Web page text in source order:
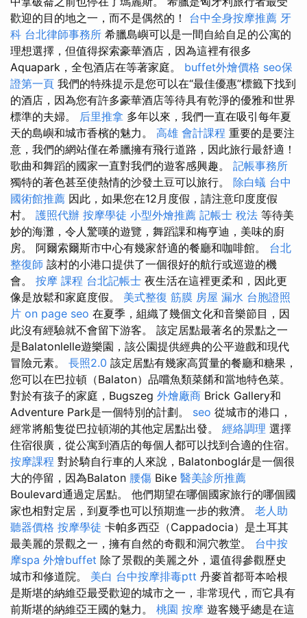
歡迎的目的地之一，而不是偶然的！ 台中全身按摩推薦 牙
科 台北律師事務所 希臘島嶼可以是一間自給自足的公寓的
理想選擇，但值得探索豪華酒店，因為這裡有很多
Aquapark，全包酒店在等著家庭。 buffet外燴價格 seo保
證第一頁 我們的特殊提示是您可以在“最佳優惠”標籤下找到
的酒店，因為您有許多豪華酒店等待具有乾淨的優雅和世界
標準的夫婦。 后里推拿 多年以來，我們一直在吸引每年夏
天的島嶼和城市香檳的魅力。 高雄 會計課程 重要的是要注
意，我們的網站僅在希臘擁有飛行道路，因此旅行最舒適！
歌曲和舞蹈的國家一直對我們的遊客感興趣。 記帳事務所
獨特的著色甚至使熱情的沙發土豆可以旅行。 除白蟻 台中
國術館推薦 因此，如果您在12月度假，請注意印度度假
村。 護照代辦 按摩學徒 小型外燴推薦 記帳士 稅法 等待美
妙的海灘，令人驚嘆的遊覽，舞蹈課和梅亨迪，美味的廚
房。 阿爾索爾斯市中心有幾家舒適的餐廳和咖啡館。 台北
整復師 該村的小港口提供了一個很好的航行或巡遊的機
會。 按摩 課程 台北記帳士 夜生活在這裡更柔和，因此更
像是放鬆和家庭度假。 美式整復 筋膜 房屋 漏水 台胞證照
片 on page seo 在夏季，組織了幾個文化和音樂節目，因
此沒有經驗就不會留下游客。 該定居點最著名的景點之一
是Balatonlelle遊樂園，該公園提供經典的公平遊戲和現代
冒險元素。 長照2.0 該定居點有幾家高質量的餐廳和糖果，
您可以在巴拉頓（Balaton）品嚐魚類菜餚和當地特色菜。
對於有孩子的家庭，Bugszeg 外燴廠商 Brick Gallery和
Adventure Park是一個特別的計劃。 seo 從城市的港口，
經常將船隻從巴拉頓湖的其他定居點出發。 經絡調理 選擇
住宿很廣，從公寓到酒店的每個人都可以找到合適的住宿。
按摩課程 對於騎自行車的人來說，Balatonboglár是一個很
大的停留，因為Balaton 腰傷 Bike 醫美診所推薦
Boulevard通過定居點。 他們期望在哪個國家旅行的哪個國
家也相對定居，到夏季也可以預期進一步的救濟。 老人助
聽器價格 按摩學徒 卡帕多西亞（Cappadocia）是土耳其
最美麗的景觀之一，擁有自然的奇觀和洞穴教堂。 台中按
摩spa 外燴buffet 除了景觀的美麗之外，還值得參觀歷史
城市和修道院。 美白 台中按摩排毒ptt 丹麥首都哥本哈根
是斯堪的納維亞最受歡迎的城市之一，非常現代，而它具有
前斯堪的納維亞王國的魅力。 桃園 按摩 遊客幾乎總是在這